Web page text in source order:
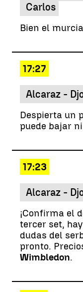
Carlos
Bien el
17:27
Alcaraz -
Despierta un
puede bajar
17:23
Alcaraz -
¡Confirma el
tercer set,
dudas del
pronto.
Wimbledon.